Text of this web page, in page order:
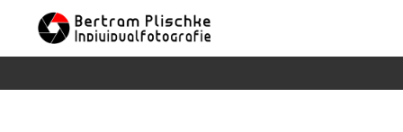
Skip to content